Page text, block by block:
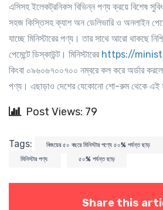
এসিসহ ইলেকট্রনিকস বিভিন্ন পণ্য ক্রয়ে বিশেষ
সহজ কিস্তিসহ ক্যাশ অন ডেলিভারি ও অনলাইন
যাচ্ছে মিনিস্টারের পণ্য। তার সাথে আরো থাকছে
পেমেন্টে ডিস্কাউন্ট। মিনিস্টারের https://
কিংবা ০৯৬০৬৭০০৭০০ নম্বরে কল করে অর্ডার করলেই
পণ্য। এছাড়াও দেশের যেকোনো শো-রুম থেকে এই
Post Views: 79
Tags: বিজয়ের ৫০ বছরে মিনিস্টার পণ্যে ৫০% পর্যন্ত ছাড়
মিনিস্টার পণ্য
৫০% পর্যন্ত ছাড়
Share this